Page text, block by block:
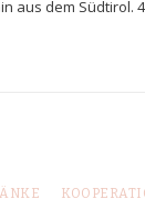
aus dem Südtirol.